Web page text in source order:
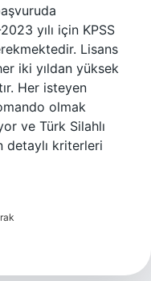
yılı için KPSS
Lisans
iki yıldan yüksek
Her isteyen
olmak
ve Türk Silahlı
detaylı kriterleri